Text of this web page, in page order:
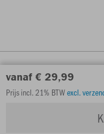
vanaf € 29,99
Prijs incl. 21% BTWexcl.